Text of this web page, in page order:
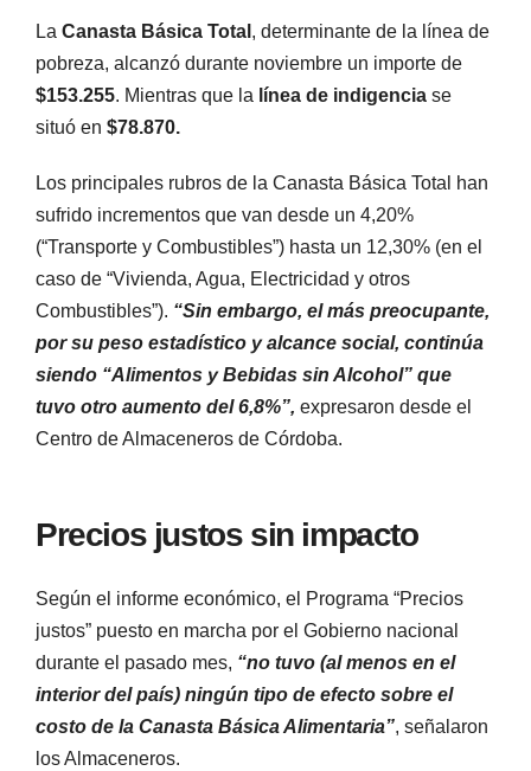
La Canasta Básica Total , determinante de la línea de
pobreza, alcanzó durante noviembre un importe de
$153.255. Mientras que la línea de indigencia se
situó en $78.870.
Los principales rubros de la Canasta Básica Total han
sufrido incrementos que van desde un 4,20%
(“Transporte y Combustibles”) hasta un 12,30% (en el
caso de “Vivienda, Agua, Electricidad y otros
Combustibles”). “Sin embargo, el más preocupante,
por su peso estadístico y alcance social, continúa
siendo “Alimentos y Bebidas sin Alcohol” que
tuvo otro aumento del 6,8%”, expresaron desde el
Centro de Almaceneros de Córdoba.
Precios justos sin impacto
Según el informe económico, el Programa “Precios
justos” puesto en marcha por el Gobierno nacional
durante el pasado mes, “no tuvo (al menos en el
interior del país) ningún tipo de efecto sobre el
costo de la Canasta Básica Alimentaria”, señalaron
los Almaceneros.